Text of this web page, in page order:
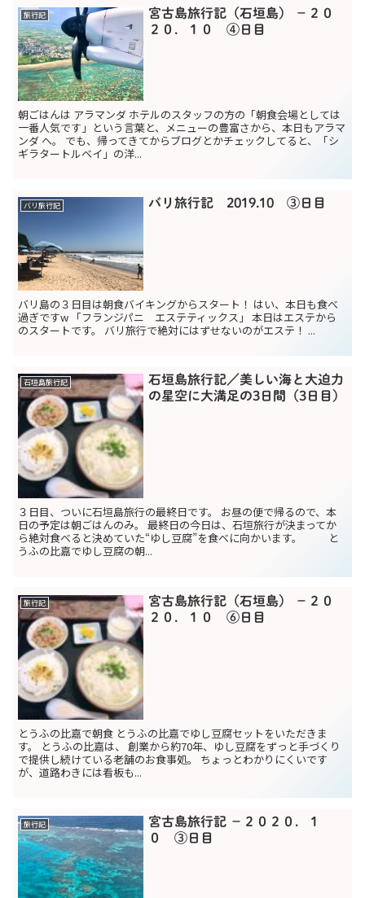
旅行記
宮古島旅行記（石垣島） −２０
２０．１０ ④日目
朝ごはんは アラマンダ ホテルのスタッフの方の「朝食会場としては
一番人気です」という言葉と、メニューの豊富さから、本日もアラマ
ンダ へ。 でも、帰ってきてからブログとかチェックしてると、「シ
ギラタートルベイ」の洋...
バリ旅行記 バリ旅行記 2019.10 ③日目
バリ島の３日目は朝食バイキングからスタート！ はい、本日も食べ
過ぎですw 「フランジパニ エステティックス」 本日はエステから
のスタートです。 バリ旅行で絶対にはずせないのがエステ！ ...
石垣島旅行記
石垣島旅行記／美しい海と大迫力
の星空に大満足の3日間（3日目）
３日目、ついに石垣島旅行の最終日です。 お昼の便で帰るので、本
日の予定は朝ごはんのみ。 最終日の今日は、石垣旅行が決まってか
ら絶対食べると決めていた“ゆし豆腐”を食べに向かいます。 と
うふの比嘉でゆし豆腐の朝...
旅行記
宮古島旅行記（石垣島） −２０
２０．１０ ⑥日目
とうふの比嘉で朝食 とうふの比嘉でゆし豆腐セットをいただきま
す。 とうふの比嘉は、 創業から約70年、ゆし豆腐をずっと手づくり
で提供し続けている老舗のお食事処。 ちょっとわかりにくいです
が、道路わきには看板も...
旅行記
宮古島旅行記 −２０２０．１
０ ③日目